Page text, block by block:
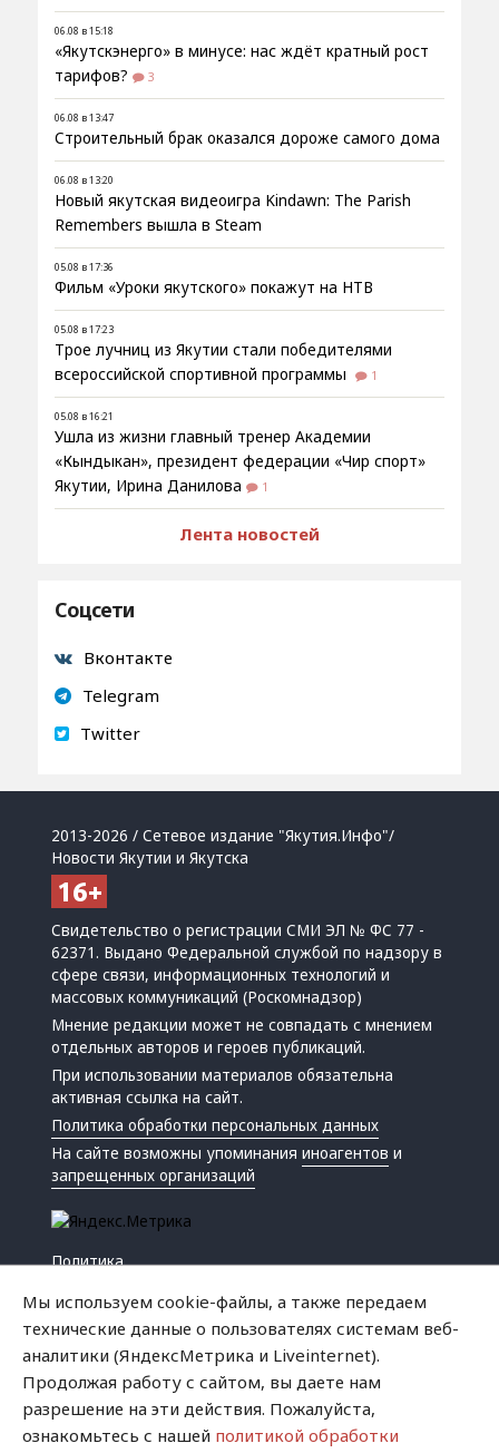
06.08 в 15:18
«Якутскэнерго» в минусе: нас ждёт кратный рост
тарифов?
3
06.08 в 13:47
Строительный брак оказался дороже самого дома
06.08 в 13:20
Новый якутская видеоигра Kindawn: The Parish
Remembers вышла в Steam
05.08 в 17:36
Фильм «Уроки якутского» покажут на НТВ
05.08 в 17:23
Трое лучниц из Якутии стали победителями
всероссийской спортивной программы
1
05.08 в 16:21
Ушла из жизни главный тренер Академии
«Кындыкан», президент федерации «Чир спорт»
Якутии, Ирина Данилова
1
Лента новостей
Соцсети
Вконтакте
Telegram
Twitter
2013-2026 / Сетевое издание "Якутия.Инфо"/
Новости Якутии и Якутска
Свидетельство о регистрации СМИ ЭЛ № ФС 77 -
62371. Выдано Федеральной службой по надзору в
сфере связи, информационных технологий и
массовых коммуникаций (Роскомнадзор)
Мнение редакции может не совпадать с мнением
отдельных авторов и героев публикаций.
При использовании материалов обязательна
активная ссылка на сайт.
Политика обработки персональных данных
На сайте возможны упоминанияиноагентов и
запрещенных организаций
Политика
Криминал
Мы используем cookie-файлы, а также передаем
технические данные о пользователях системам веб-
аналитики (ЯндексМетрика и Liveinternet).
Продолжая работу с сайтом, вы даете нам
разрешение на эти действия. Пожалуйста,
ознакомьтесь с нашей политикой обработки